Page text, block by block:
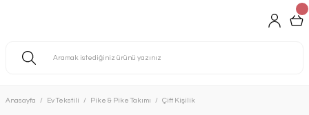
Anasayfa Ev Tekstili Pike & Pike Takımı Çift Kişilik